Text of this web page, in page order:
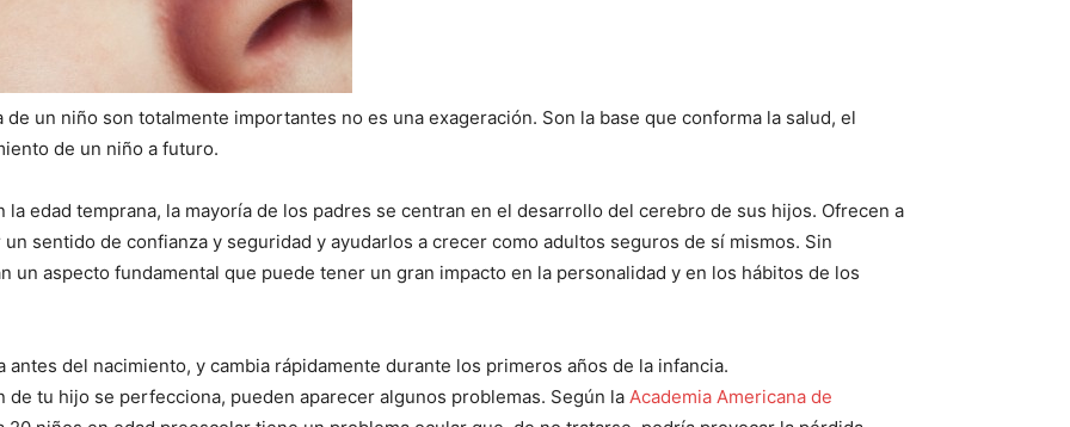
un niño son totalmente importantes no es una exageración. Son la base que conforma la salud, el
de un niño a futuro.
edad temprana, la mayoría de los padres se centran en el desarrollo del cerebro de sus hijos. Ofrecen a
sentido de confianza y seguridad y ayudarlos a crecer como adultos seguros de sí mismos. Sin
un aspecto fundamental que puede tener un gran impacto en la personalidad y en los hábitos de los
del nacimiento, y cambia rápidamente durante los primeros años de la infancia.
tu hijo se perfecciona, pueden aparecer algunos problemas. Según la Academia Americana de